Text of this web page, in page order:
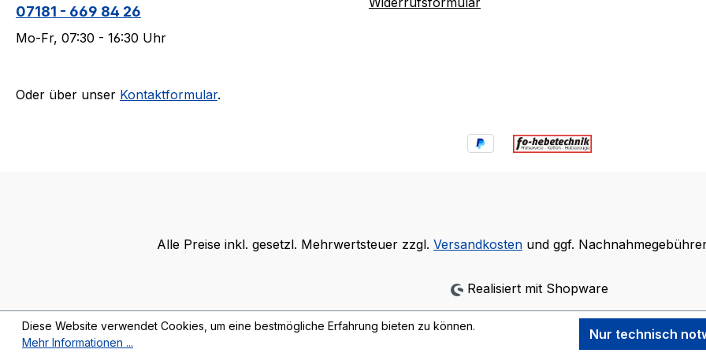
07181 - 669 84 26
Mo-Fr, 07:30 - 16:30 Uhr
Oder über unser Kontaktformular.
Alle Preise inkl. gesetzl. Mehrwertsteuer zzgl. Versandkosten und ggf.
Realisiert mit Shopware
Diese Website verwendet Cookies, um eine bestmögliche Erfahrung bieten zu können.
Mehr Informationen ...
Nur technisch